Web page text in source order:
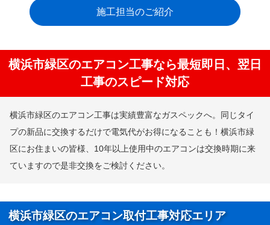
施工担当のご紹介
横浜市緑区のエアコン工事なら最短即日、翌日
工事のスピード対応
横浜市緑区のエアコン工事は実績豊富なガスペックへ。同じタイ
プの新品に交換するだけで電気代がお得になることも！横浜市緑
区にお住まいの皆様、10年以上使用中のエアコンは交換時期に来
ていますので是非交換をご検討ください。
横浜市緑区のエアコン取付工事対応エリア